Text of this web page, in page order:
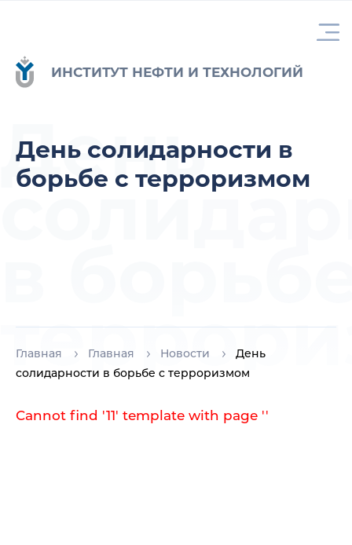
ИНСТИТУТ НЕФТИ И ТЕХНОЛОГИЙ
День солидарности в
борьбе с терроризмом
Главная Главная Новости
День
солидарности в борьбе с терроризмом
День
Cannot find '11' template with page ''